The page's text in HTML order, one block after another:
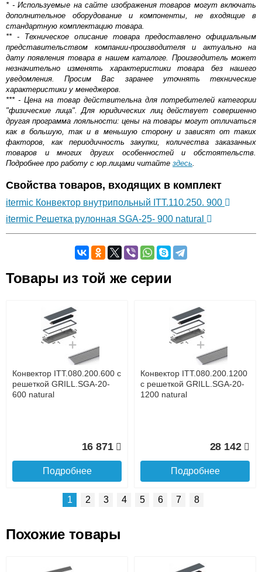
* - Используемые на сайте изображения товаров могут включать
дополнительное оборудование и компоненты, не входящие в
стандартную комплектацию товара.
** - Техническое описание товара предоставлено официальным
представительством компании-производителя и актуально на
дату появления товара в нашем каталоге. Производитель может
незначительно изменять характеристики товара без нашего
уведомления. Просим Вас заранее уточнять технические
характеристики у менеджеров.
*** - Цена на товар действительна для потребителей категории
"физические лица". Для юридических лиц действует совершенно
другая программа лояльности: цены на товары могут отличаться
как в большую, так и в меньшую сторону и зависят от таких
факторов, как периодичность закупки, количества заказанных
товаров и многих других особенностей и обстоятельств.
Подробнее про работу с юр.лицами читайте здесь.
Свойства товаров, входящих в комплект
itermic Конвектор внутрипольный ITT.110.250. 900
itermic Решетка рулонная SGA-25- 900 natural
Оставьте отзыв
Доставка сантехники по Москве и Московской области
Наличный расчёт
Банковской картой на сайте в режиме реального
времени
Банковской картой при получении товара как при
доставке, так и самовывозом
Интернет-деньгами (Yandex-деньги, Web-money,
Qiwi-кошельки и другие).
Безналичный расчёт (возможно и с НДС)
Товары из той же серии
Конвектор ITT.080.200.600 с
решеткой GRILL.SGA-20-
600 natural
16 871
Подробнее
Конвектор ITT.080.200.1200
с решеткой GRILL.SGA-20-
1200 natural
28 142
Подробнее
Конвектор ITT.080.200.1300 Конвектор ITT.080.200.1000
1 2 3 4 5 6 7 8
Похожие товары